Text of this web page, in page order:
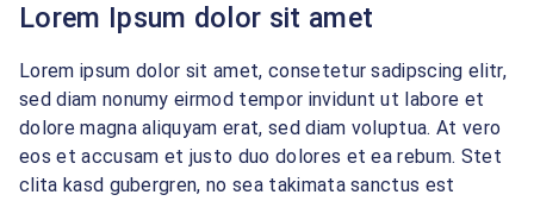
Lorem Ipsum dolor sit amet
Lorem ipsum dolor sit amet, consetetur sadipscing elitr,
sed diam nonumy eirmod tempor invidunt ut labore et
dolore magna aliquyam erat, sed diam voluptua. At vero
eos et accusam et justo duo dolores et ea rebum. Stet
clita kasd gubergren, no sea takimata sanctus est